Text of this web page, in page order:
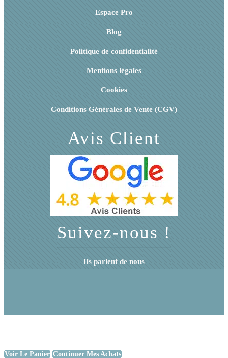
Espace Pro
Blog
Politique de confidentialité
Mentions légales
Cookies
Conditions Générales de Vente (CGV)
Avis Client
Suivez-nous !
Ils parlent de nous
Voir Le Panier Continuer Mes Achats